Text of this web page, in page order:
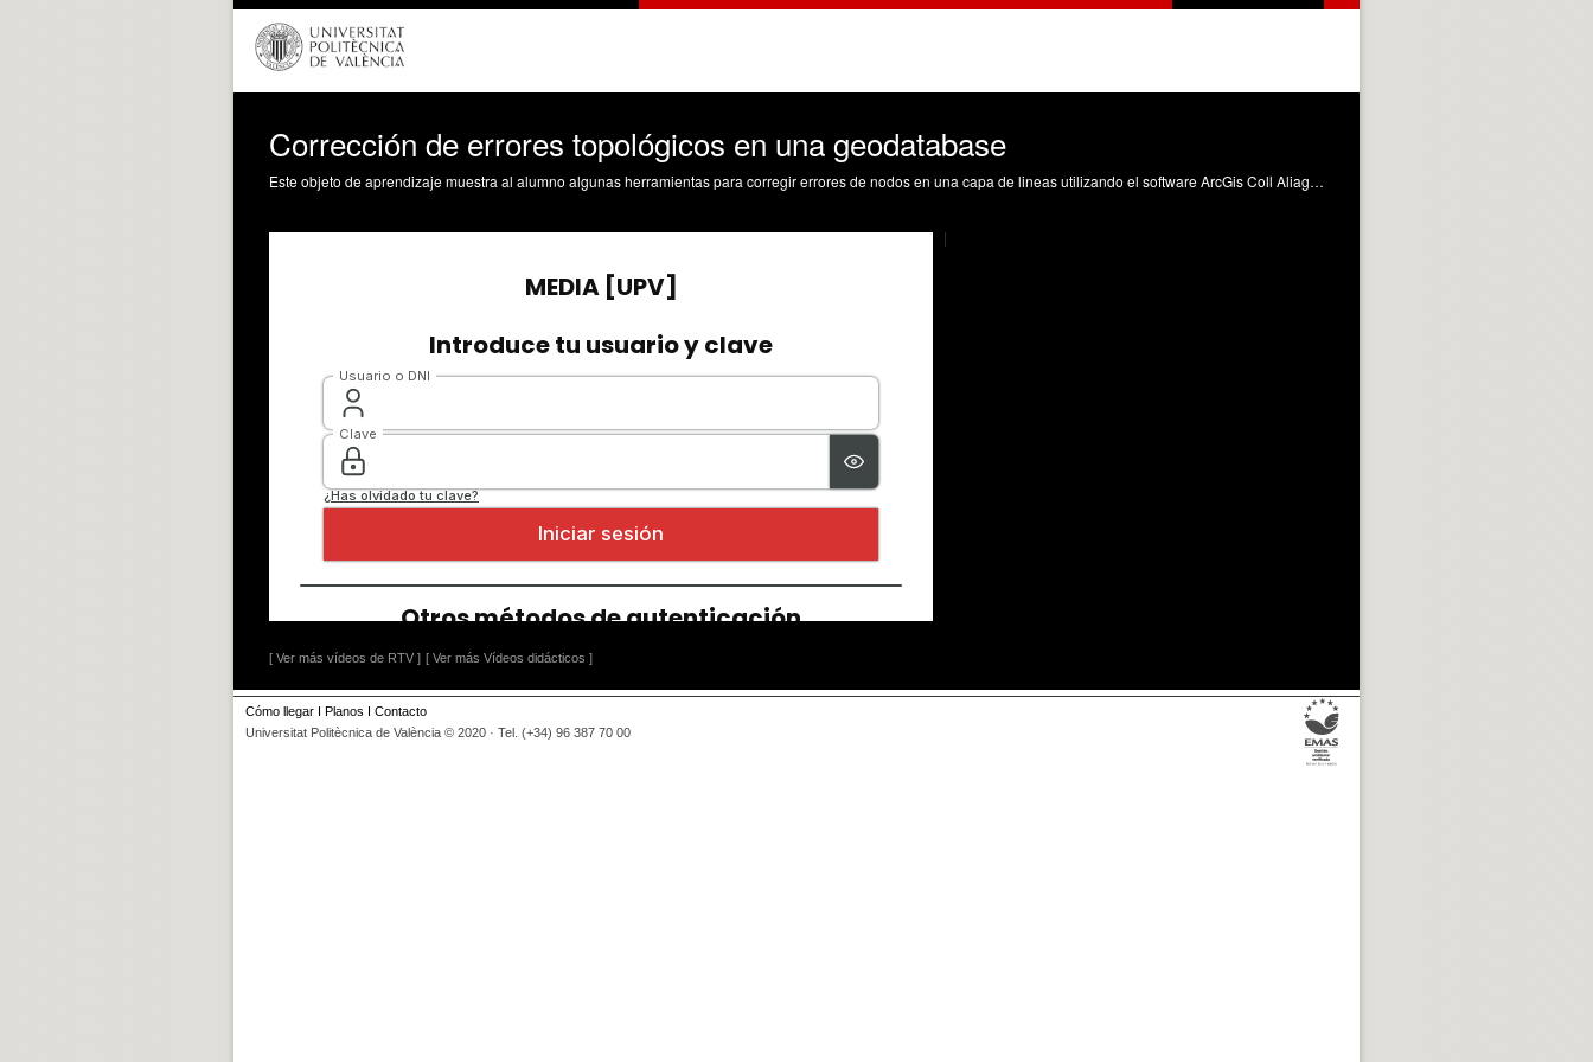
Corrección de errores topológicos en una geodatabase
Este objeto de aprendizaje muestra al alumno algunas herramientas para corregir errores de nodos en una capa de lineas utilizando el software ArcGis Coll Aliaga, PE. (2013). Corrección de errores topológicos en una geodatabase. https://riunet.upv.es/handle/10251/30105
[ Ver más vídeos de RTV ] [ Ver más Vídeos didácticos ]
Cómo llegar I Planos I Contacto
Universitat Politècnica de València © 2020 · Tel. (+34) 96 387 70 00